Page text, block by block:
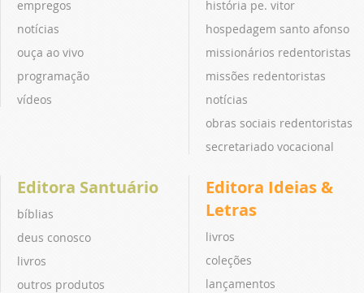
empregos
notícias
ouça ao vivo
programação
vídeos
história pe. vitor
hospedagem santo afonso
missionários redentoristas
missões redentoristas
notícias
obras sociais redentoristas
secretariado vocacional
Editora Santuário
bíblias
deus conosco
livros
outros produtos
Editora Ideias &
Letras
livros
coleções
lançamentos